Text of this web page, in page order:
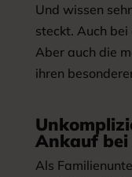
Und wissen
steckt. Auch
Aber auch die
ihren
Ankauf bei
Als